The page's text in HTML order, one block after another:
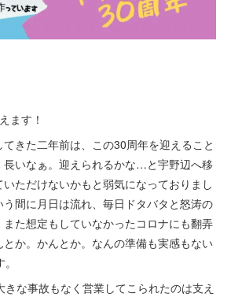
ます！
きた二年前は、この30周年を迎えること
長いなぁ。迎えられるかな…と宇野辺へ移
ただけないかもと弱気になっておりまし
間に月日は流れ、毎日ドタバタと怒涛の
た想定もしていなかったコロナにも翻弄
か。かんとか。なんの準備も実感もない
な事故もなく営業してこられたのは支え